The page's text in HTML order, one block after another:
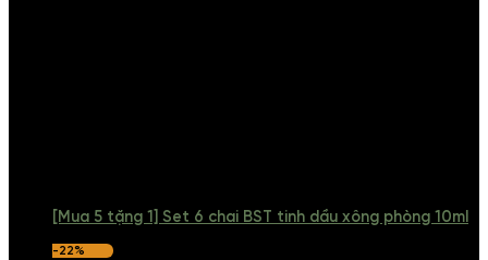
[Mua 5 tặng 1] Set 6 chai BST tinh dầu xông phòng 10ml
-22%